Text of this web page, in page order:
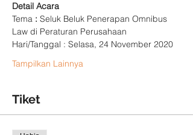
Detail Acara
Tema : Seluk Beluk Penerapan Omnibus
Law di Peraturan Perusahaan
Hari/Tanggal : Selasa, 24 November 2020
Tampilkan Lainnya
Tiket